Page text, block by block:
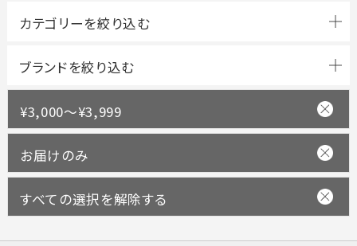
ブランドを絞り込む
¥3,000～¥3,999
お届けのみ
すべての選択を解除する